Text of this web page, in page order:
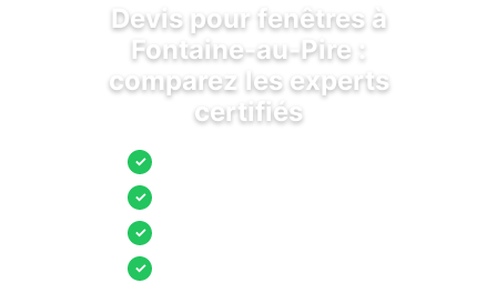
Devis pour fenêtres à
Fontaine-au-Pire :
comparez les experts
certifiés
✓
✓
✓
✓